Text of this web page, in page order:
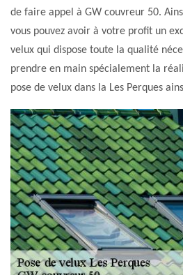
de faire appel à GW couvreur 50.
vous pouvez avoir à votre profit un
velux qui dispose toute la qualité
prendre en main spécialement la
pose de velux dans la Les Perques